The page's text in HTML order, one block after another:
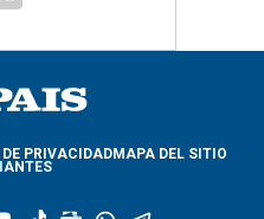
PRIVACIDADMAPA DEL SITIO